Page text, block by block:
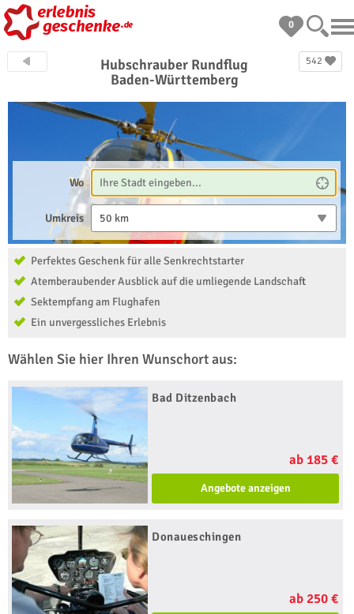
0
542
Hubschrauber Rundflug
Baden-Württemberg
Wo
Umkreis 50 km
Perfektes Geschenk für alle Senkrechtstarter
Atemberaubender Ausblick auf die umliegende Landschaft
Sektempfang am Flughafen
Ein unvergessliches Erlebnis
Wählen Sie hier Ihren Wunschort aus:
Bad Ditzenbach
ab 185 €
Angebote anzeigen
Donaueschingen
ab 250 €